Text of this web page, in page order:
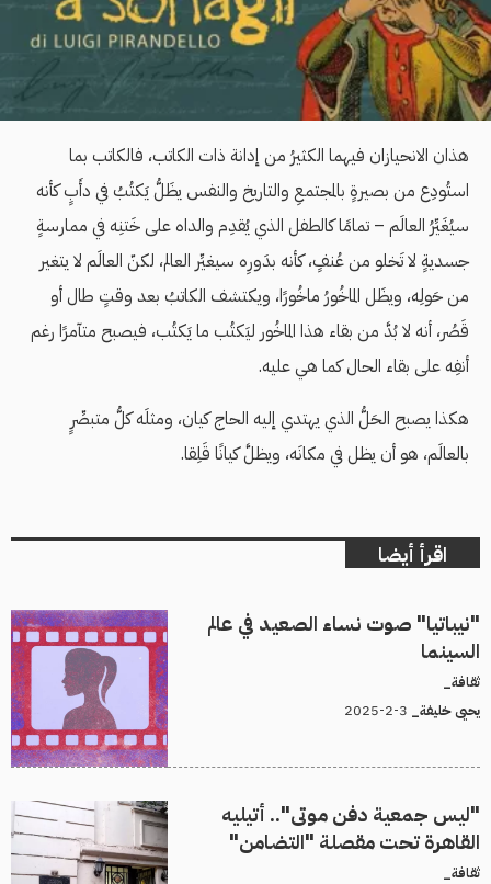
هذان الانحيازان فيهما الكثيرُ من إدانة ذات الكاتب، فالكاتب بما
استُودِع من بصيرةٍ بالمجتمعِ والتاريخ والنفس يظَلُّ يَكتُبُ في دأَبٍ كأنه
سيُغَيِّرُ العالَم – تمامًا كالطفل الذي يُقدِم والداه على خَتنِه في ممارسةٍ
جسديةٍ لا تَخلو من عُنفٍ، كأنه بدَورِه سيغيِّر العالم، لكنّ العالَم لا يتغير
من حَولِه، ويظَل الماخُورُ ماخُورًا، ويكتشف الكاتبُ بعد وقتٍ طال أو
قَصُر، أنه لا بُدَّ من بقاء هذا الماخُور ليَكتُب ما يَكتُب، فيصبح متآمرًا رغم
أنفِه على بقاء الحال كما هي عليه.
هكذا يصبح الحَلُّ الذي يهتدي إليه الحاج كيان، ومثلَه كلُّ متبصِّرٍ
بالعالَم، هو أن يظل في مكانَه، ويظلَّ كيانًا قَلِقا.
اقرأ أيضا
"نيباتيا" صوت نساء الصعيد في عالم
السينما
ثقافة_
يحيى خليفة_
"ليس جمعية دفن موتى".. أتيليه
القاهرة تحت مقصلة "التضامن"
ثقافة_